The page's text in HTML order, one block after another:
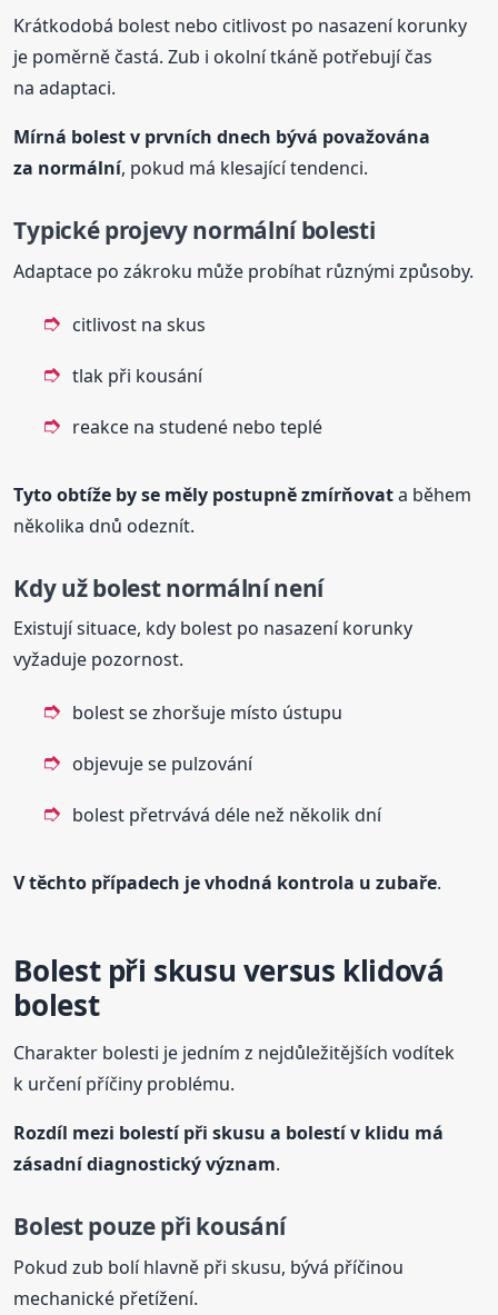
Krátkodobá bolest nebo citlivost po nasazení korunky
je poměrně častá. Zub i okolní tkáně potřebují čas
na adaptaci.
Mírná bolest v prvních dnech bývá považována
za normální, pokud má klesající tendenci.
Typické projevy normální bolesti
Adaptace po zákroku může probíhat různými způsoby.
citlivost na skus
tlak při kousání
reakce na studené nebo teplé
Tyto obtíže by se měly postupně zmírňovata během
několika dnů odeznít.
Kdy už bolest normální není
Existují situace, kdy bolest po nasazení korunky
vyžaduje pozornost.
bolest se zhoršuje místo ústupu
objevuje se pulzování
bolest přetrvává déle než několik dní
V těchto případech je vhodná kontrola u zubaře.
Bolest při skusu versus klidová
bolest
Charakter bolesti je jedním z nejdůležitějších vodítek
k určení příčiny problému.
Rozdíl mezi bolestí při skusu a bolestí v klidu má
zásadní diagnostický význam.
Bolest pouze při kousání
Pokud zub bolí hlavně při skusu, bývá příčinou
mechanické přetížení.